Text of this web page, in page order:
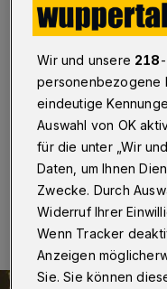
Wuppertal ·
(10. März 2024) in
Highlight: Der
Wuppertal“ singt um
Konzertchor der
Friedhofskirche an
05.03.2024 , 14:00 Uhr
Wir und unsere 218
personenbezogene
eindeutige
Auswahl von OK
für die unter „Wir
Daten, um Ihnen
Zwecke. Durch
Widerruf Ihrer
Wenn Tracker
Anzeigen
Sie. Sie können